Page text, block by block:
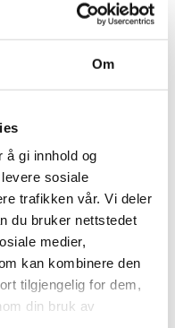
Om
å gi innhold og
sosiale
trafikken vår. Vi deler
du bruker nettstedet
medier,
kan kombinere den
tilgjengelig for dem,
din bruk av